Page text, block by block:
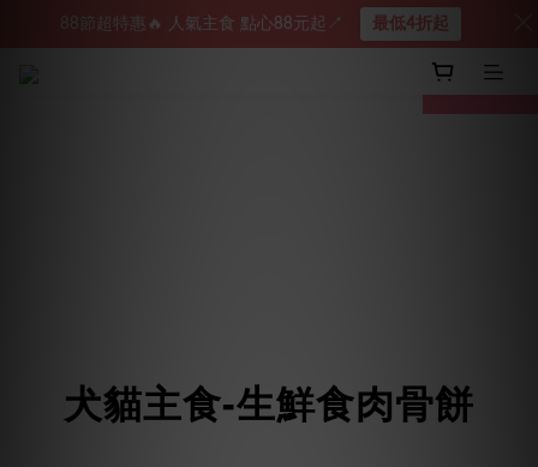
prev
犬貓主食-生鮮食肉骨餅
88節超特惠🔥 人氣主食 點心88元起↗︎ 最低4折起